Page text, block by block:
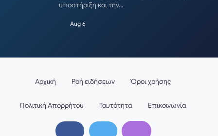
υποστήριξη και την…
Aug 6
Αρχική Ροή ειδήσεων Όροι χρήσης
Πολιτική Απορρήτου Ταυτότητα Επικοινωνία